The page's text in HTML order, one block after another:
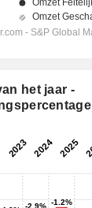
het jaar -